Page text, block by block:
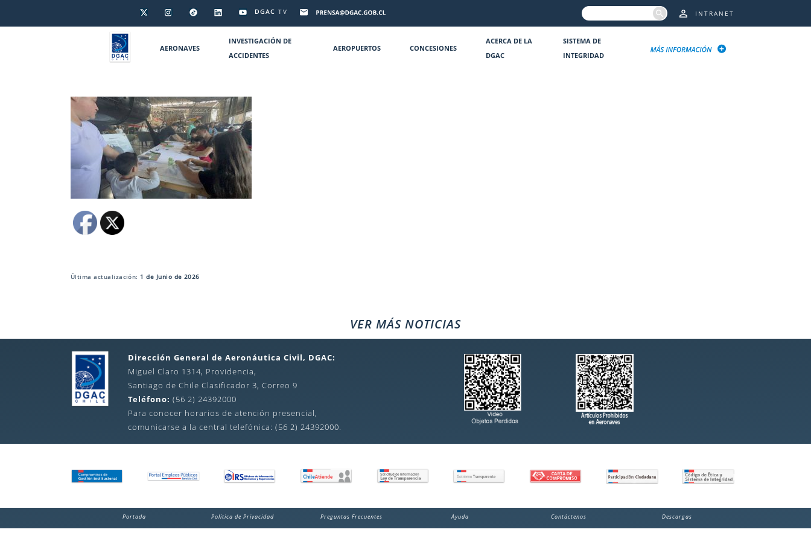
DGAC TV INTRANET
AERONAVES
INVESTIGACIÓN DE
ACCIDENTES
AEROPUERTOS CONCESIONES
ACERCA DE LA
DGAC
SISTEMA DE
INTEGRIDAD
Última actualización: 1 de Junio de 2026
VER MÁS NOTICIAS
Dirección General de Aeronáutica Civil, DGAC:
Miguel Claro 1314, Providencia,
Santiago de Chile Clasificador 3, Correo 9
Teléfono: (56 2) 24392000
Para conocer horarios de atención presencial,
comunicarse a la central telefónica: (56 2) 24392000.
Portada Política de Privacidad Preguntas Frecuentes Ayuda Contáctenos Descargas